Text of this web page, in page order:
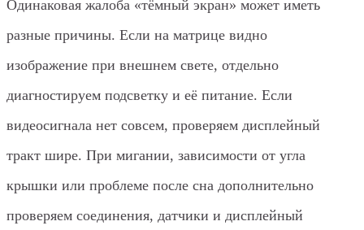
Одинаковая жалоба «тёмный экран» может иметь
разные причины. Если на матрице видно
изображение при внешнем свете, отдельно
диагностируем подсветку и её питание. Если
видеосигнала нет совсем, проверяем дисплейный
тракт шире. При мигании, зависимости от угла
крышки или проблеме после сна дополнительно
проверяем соединения, датчики и дисплейный